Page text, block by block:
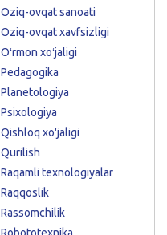
Oziq-ovqat sanoati
Oziq-ovqat xavfsizligi
Oʻrmon xoʻjaligi
Pedagogika
Planetologiya
Psixologiya
Qishloq xo'jaligi
Qurilish
Raqamli texnologiyalar
Raqqoslik
Rassomchilik